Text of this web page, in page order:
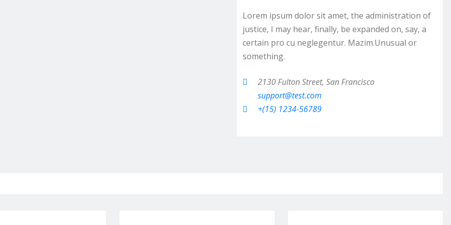
Lorem ipsum dolor sit amet, the administration of
justice, I may hear, finally, be expanded on, say, a
certain pro cu neglegentur. Mazim.Unusual or
something.
2130 Fulton Street, San Francisco
support@test.com
+(15) 1234-56789